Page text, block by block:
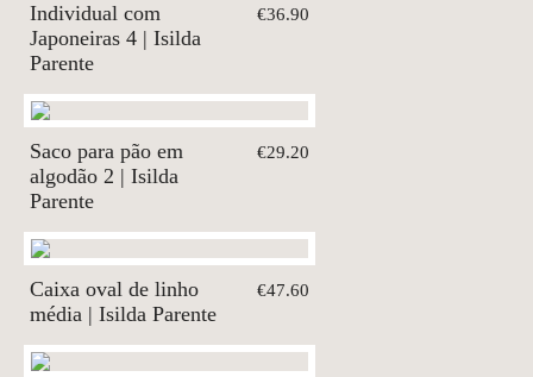
Individual com
Japoneiras 4 | Isilda
Parente
€36.90
Saco para pão em
algodão 2 | Isilda
Parente
€29.20
Caixa oval de linho
média | Isilda Parente
€47.60